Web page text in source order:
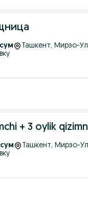
Ташкент, Мирзо-
+ 3 oylik
Ташкент, Мирзо-